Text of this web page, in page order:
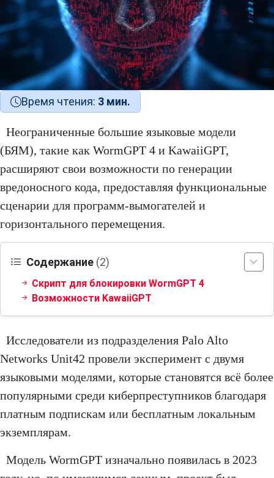
Время чтения: 3 мин.
Неограниченные большие языковые модели
(БЯМ), такие как WormGPT 4 и KawaiiGPT,
расширяют свои возможности по генерации
вредоносного кода, предоставляя функциональные
сценарии для программ-вымогателей и
горизонтального перемещения.
Содержание (2)
Скрипт для блокировки WormGPT 4
Возможности KawaiiGPT
Исследователи из подразделения Palo Alto
Networks Unit42 провели эксперимент с двумя
языковыми моделями, которые становятся всё более
популярными среди киберпреступников благодаря
платным подпискам или бесплатным локальным
экземплярам.
Модель WormGPT изначально появилась в 2023